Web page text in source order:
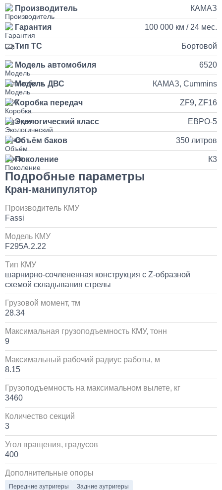
150 000
от 5 до 10 дней
Установка и подключение рации с антенной на КАМАЗ
35 000
1 день
Установка продувочного пистолета в кабину
3 500
Установка системы контроля положения
самосвального кузова
1 день
увеличенным салоном
Установка пневмоподвески на воздушных подушках
Производитель КАМАЗ
Гарантия 100 000 км / 24 мес.
Тип ТС Бортовой
Модель автомобиля 6520
Модель ДВС КАМАЗ, Cummins
Коробка передач ZF9, ZF16
Экологический класс ЕВРО-5
Объём баков 350 литров
Поколение К3
Подробные параметры
Кран-манипулятор
Производитель КМУ
Fassi
Модель КМУ
F295A.2.22
Тип КМУ
шарнирно-сочлененная конструкция с Z-образной
схемой складывания стрелы
Грузовой момент, тм
28.34
Максимальная грузоподъемность КМУ, тонн
9
Максимальный рабочий радиус работы, м
8.15
Грузоподъемность на максимальном вылете, кг
3460
Количество секций
3
Угол вращения, градусов
400
Дополнительные опоры
Передние аутригеры Задние аутригеры